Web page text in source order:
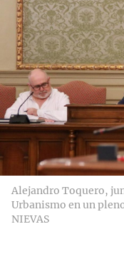
Alejandro Toquero,
Urbanismo en un
NIEVAS